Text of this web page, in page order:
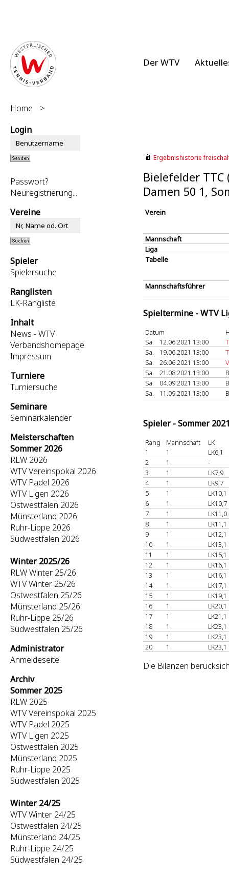
Der WTV
Home
>
Login
Passwort?
Neuregistrierung...
Vereine
Spieler
Spielersuche
Ranglisten
LK-Rangliste
Inhalt
News - WTV
Verbandshomepage
Impressum
Turniere
Turniersuche
Seminare
Seminarkalender
Meisterschaften
Sommer 2026
RLW 2026
WTV Vereinspokal 2026
WTV Padel 2026
WTV Ligen 2026
Ostwestfalen 2026
Münsterland 2026
Ruhr-Lippe 2026
Südwestfalen 2026
Winter 2025/26
RLW Winter 25/26
WTV Winter 25/26
Ostwestfalen 25/26
Münsterland 25/26
Ruhr-Lippe 25/26
Südwestfalen 25/26
Administrator
Anmeldeseite
Archiv
Sommer 2025
RLW 2025
WTV Vereinspokal 2025
WTV Padel 2025
WTV Ligen 2025
Ostwestfalen 2025
Münsterland 2025
Ruhr-Lippe 2025
Südwestfalen 2025
Winter 24/25
WTV Winter 24/25
Ostwestfalen 24/25
Münsterland 24/25
Ruhr-Lippe 24/25
Südwestfalen 24/25
Ergebnishistorie
Bielefelder TTC
Damen 50 1,
Verein
Mannschaft
Liga
Tabelle
Mannschaftsführer
Spieltermine - WTV
Datum
Sa.
12.06.2021 13:00
Sa.
19.06.2021 13:00
Sa.
26.06.2021 13:00
Sa.
21.08.2021 13:00
Sa.
04.09.2021 13:00
Sa.
11.09.2021 13:00
Spieler - Sommer
Rang Mannschaft
LK
1
1
LK6,1
2
1
-
3
1
LK7,9
4
1
LK9,7
5
1
LK10,1
6
1
LK10,7
7
1
LK11,0
8
1
LK11,1
9
1
LK12,1
10
1
LK13,1
11
1
LK15,1
12
1
LK16,1
13
1
LK16,1
14
1
LK17,1
15
1
LK19,1
16
1
LK20,1
17
1
LK21,1
18
1
LK23,1
19
1
LK23,1
20
1 LK23,1
Die Bilanzen